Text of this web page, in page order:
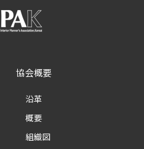
協会概要
沿革
概要
組織図